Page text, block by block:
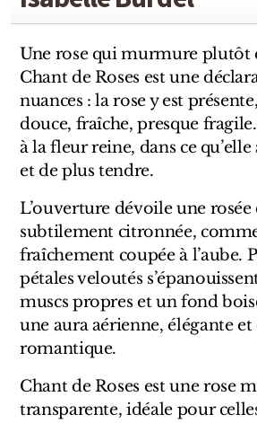
Une rose qui murmure plutôt
Chant de Roses est une
nuances : la rose y est
douce, fraîche, presque
à la fleur reine, dans ce
et de plus tendre.
L’ouverture dévoile une rosée
subtilement citronnée,
fraîchement coupée à l’aube.
pétales veloutés
muscs propres et un fond
une aura aérienne, élégante
romantique.
Chant de Roses est une rose
transparente, idéale pour
Marques Italiennes
Eau D'Italie
Santa Maria Novella
Profumum Roma
Marques Suisses
Créateur Olfactif Genève
Pernoire
Sam William
Marques Néerlandaises